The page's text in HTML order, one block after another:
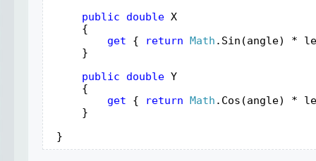
public
double X
    {
get { return Math . Sin (angle) *
     }
public
double Y
    {
get { return Math . Cos (angle) *
     }
}